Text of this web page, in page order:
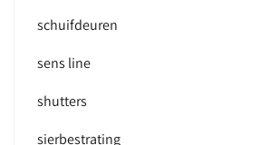
schuifdeuren
sens line
shutters
sierbestrating